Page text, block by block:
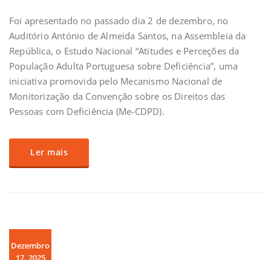
Foi apresentado no passado dia 2 de dezembro, no
Auditório António de Almeida Santos, na Assembleia da
República, o Estudo Nacional “Atitudes e Perceções da
População Adulta Portuguesa sobre Deficiência”, uma
iniciativa promovida pelo Mecanismo Nacional de
Monitorização da Convenção sobre os Direitos das
Pessoas com Deficiência (Me-CDPD).
Ler mais
Dezembro
17, 2025